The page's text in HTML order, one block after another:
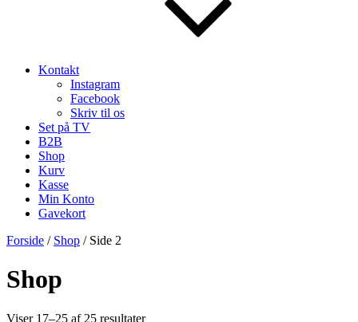
Kontakt
Instagram
Facebook
Skriv til os
Set på TV
B2B
Shop
Kurv
Kasse
Min Konto
Gavekort
Forside / Shop / Side 2
Shop
Viser 17–25 af 25 resultater